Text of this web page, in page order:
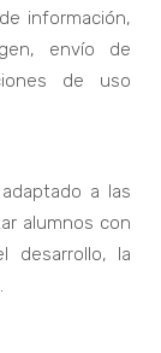
información,
envío de
de uso
a las
alumnos con
desarrollo, la